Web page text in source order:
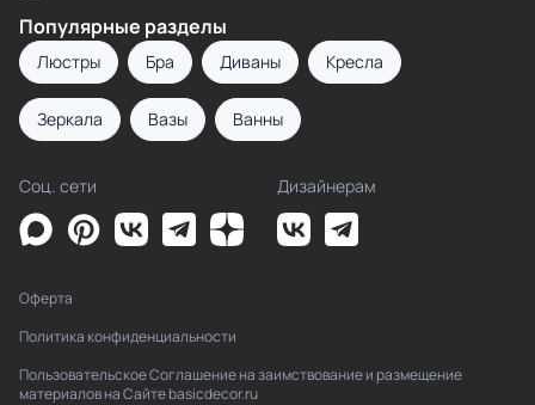
Популярные разделы
Люстры Бра Диваны Кресла
Зеркала Вазы Ванны
Соц. сети Дизайнерам
Оферта
Политика конфиденциальности
Пользовательское Соглашение на заимствование и размещение
материалов на Сайте basicdecor.ru